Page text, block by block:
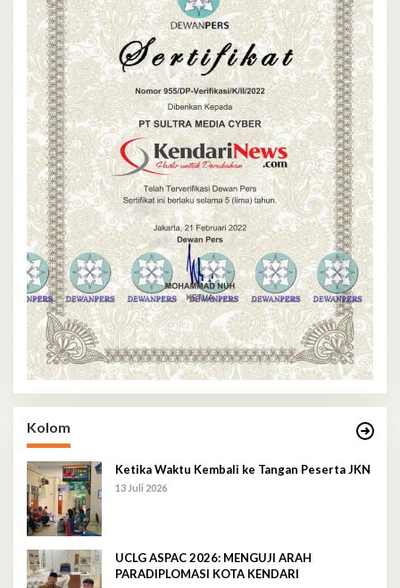
Kolom
Ketika Waktu Kembali ke Tangan Peserta JKN
13 Juli 2026
UCLG ASPAC 2026: MENGUJI ARAH
PARADIPLOMASI KOTA KENDARI